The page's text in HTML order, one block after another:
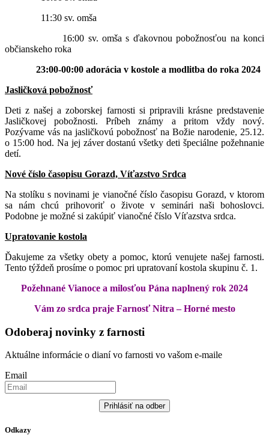
11:30 sv. omša
16:00 sv. omša s ďakovnou pobožnosťou na konci
občianskeho roka
23:00-00:00 adorácia v kostole a modlitba do roka 2024
Jasličková pobožnosť
Deti z našej a zoborskej farnosti si pripravili krásne predstavenie
Jasličkovej pobožnosti. Príbeh známy a pritom vždy nový.
Pozývame vás na jasličkovú pobožnosť na Božie narodenie, 25.12.
o 15:00 hod. Na jej záver dostanú všetky deti špeciálne požehnanie
detí.
Nové číslo časopisu Gorazd, Víťazstvo Srdca
Na stolíku s novinami je vianočné číslo časopisu Gorazd, v ktorom
sa nám chcú prihovoriť o živote v seminári naši bohoslovci.
Podobne je možné si zakúpiť vianočné číslo Víťazstva srdca.
Upratovanie kostola
Ďakujeme za všetky obety a pomoc, ktorú venujete našej farnosti.
Tento týždeň prosíme o pomoc pri upratovaní kostola skupinu č. 1.
Požehnané Vianoce a milosťou Pána naplnený rok 2024
Vám zo srdca praje Farnosť Nitra – Horné mesto
Odoberaj novinky z farnosti
Aktuálne informácie o dianí vo farnosti vo vašom e-maile
Email
Prihlásiť na odber
Odkazy